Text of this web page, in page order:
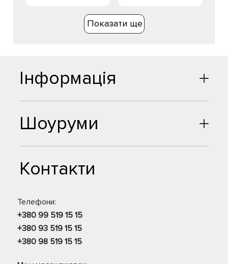
Показати ще
Шоуруми
Контакти
Телефони:
+380 99 519 15 15
+380 93 519 15 15
+380 98 519 15 15
Інформація